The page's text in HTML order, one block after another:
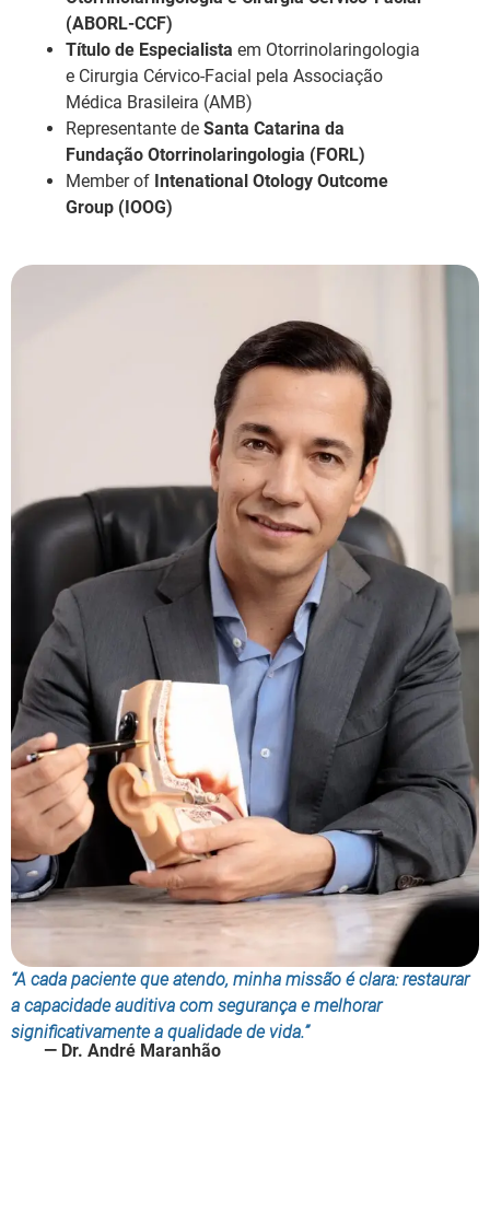
(ABORL-CCF)
Título de Especialista em Otorrinolaringologia
e Cirurgia Cérvico-Facial pela Associação
Médica Brasileira (AMB)
Representante de Santa Catarina da
Fundação Otorrinolaringologia (FORL)
Member of Intenational Otology Outcome
Group (IOOG)
“A cada paciente que atendo, minha missão é clara: restaurar
a capacidade auditiva com segurança e melhorar
significativamente a qualidade de vida.”
— Dr. André Maranhão